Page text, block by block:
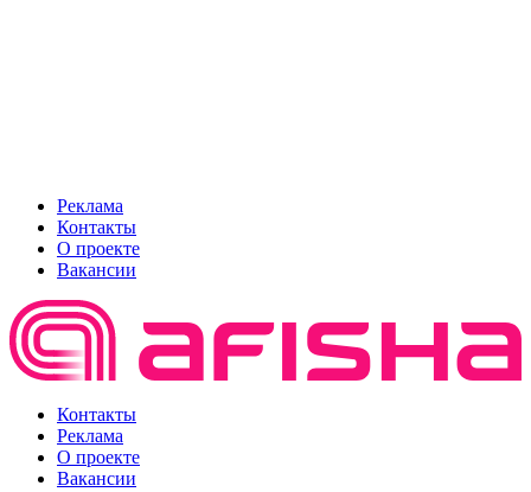
Реклама
Контакты
О проекте
Вакансии
Контакты
Реклама
О проекте
Вакансии